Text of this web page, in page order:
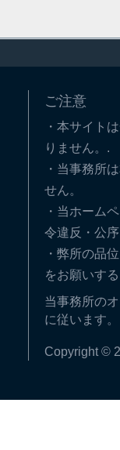
ご注意
・本サイト
りません。.
・当事務所
せん。
・当ホーム
令違反・公
・弊所の品
をお願いす
当事務所の
に従います。
Copyright ©